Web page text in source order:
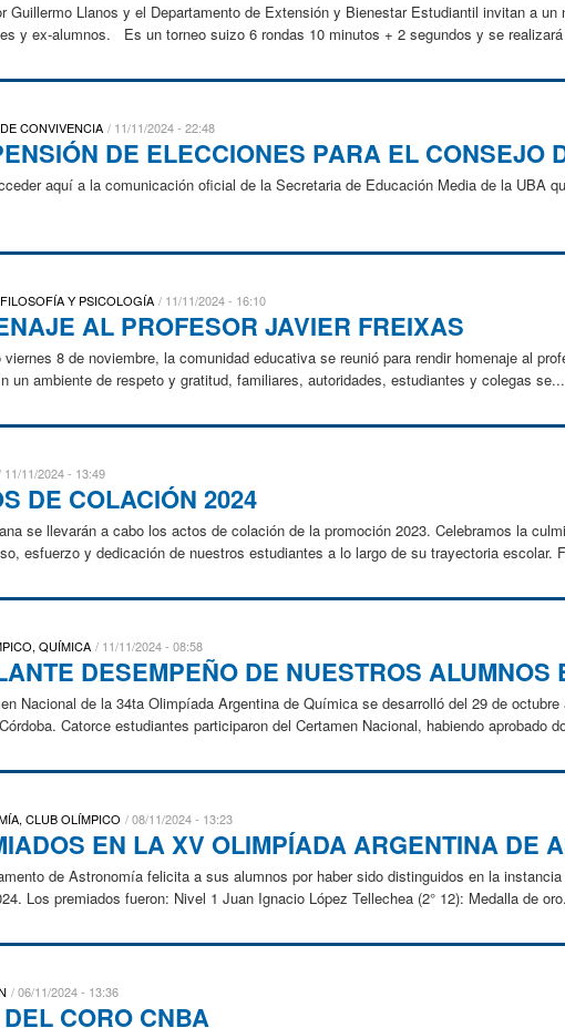
Guillermo Llanos y el Departamento de Extensión y Bienestar Estudiantil invitan a
y ex-alumnos. Es un torneo suizo 6 rondas 10 minutos + 2 segundos y se
CONVIVENCIA 11/11/2024 - 22:48
DE ELECCIONES PARA EL CONSEJO
aquí a la comunicación oficial de la Secretaria de Educación Media de la UBA
Y PSICOLOGÍA 11/11/2024 - 16:10
AL PROFESOR JAVIER FREIXAS
viernes 8 de noviembre, la comunidad educativa se reunió para rendir homenaje al
un ambiente de respeto y gratitud, familiares, autoridades, estudiantes y colegas se...
11/11/2024 - 13:49
DE COLACIÓN 2024
se llevarán a cabo los actos de colación de la promoción 2023. Celebramos la
esfuerzo y dedicación de nuestros estudiantes a lo largo de su trayectoria escolar.
QUÍMICA 11/11/2024 - 08:58
DESEMPEÑO DE NUESTROS
Nacional de la 34ta Olimpíada Argentina de Química se desarrolló del 29 de
Catorce estudiantes participaron del Certamen Nacional, habiendo aprobado
CLUB OLÍMPICO 08/11/2024 - 13:23
EN LA XV OLIMPÍADA ARGENTINA DE
de Astronomía felicita a sus alumnos por haber sido distinguidos en la
Los premiados fueron: Nivel 1 Juan Ignacio López Tellechea (2° 12): Medalla de
06/11/2024 - 13:36
CORO CNBA